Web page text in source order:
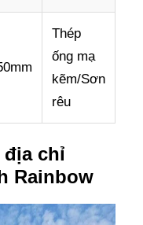
Thép
ống mạ
kẽm/Sơn
rêu
địa chỉ
Rainbow